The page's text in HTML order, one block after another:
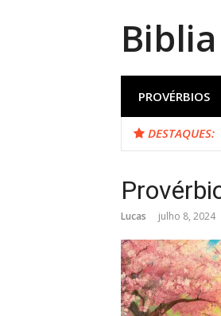
PROVÉRBIOS
DESTAQUES:
Lucas julho 8, 2024